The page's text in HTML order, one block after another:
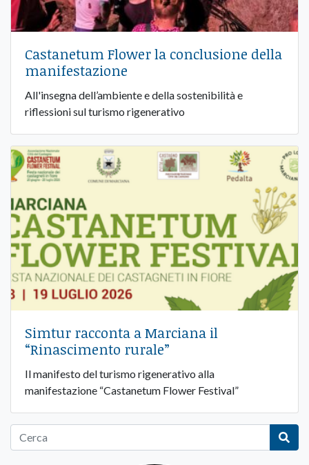
Castanetum Flower la conclusione della
manifestazione
All'insegna dell’ambiente e della sostenibilità e
riflessioni sul turismo rigenerativo
Simtur racconta a Marciana il
“Rinascimento rurale”
Il manifesto del turismo rigenerativo alla
manifestazione “Castanetum Flower Festival”